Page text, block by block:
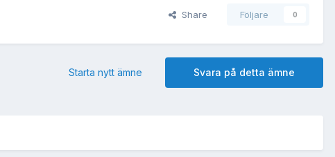
Share Följare 0
Svara på detta ämne
Starta nytt ämne